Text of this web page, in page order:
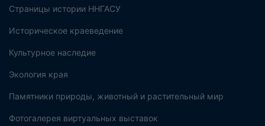
Страницы истории ННГАСУ
Историческое краеведение
Культурное наследие
Экология края
Памятники природы, животный и растительный мир
Фотогалерея виртуальных выставок